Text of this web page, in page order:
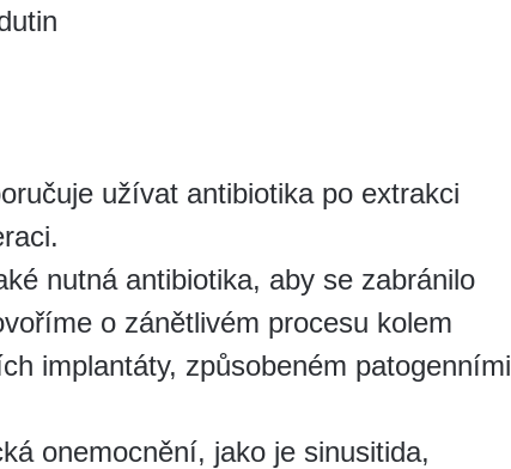
užívat antibiotika po extrakci
nutná antibiotika, aby se zabránilo
o zánětlivém procesu kolem
implantáty, způsobeném patogenními
onemocnění, jako je sinusitida,